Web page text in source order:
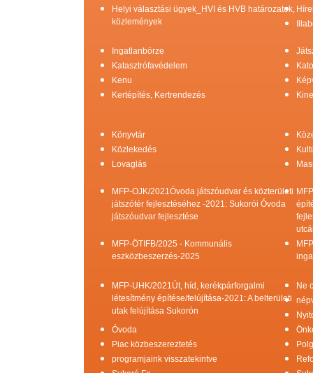
Helyi választási ügyek_HVI és HVB határozatok,
közlemények
Ingatlanbörze
Katasztrófavédelem
Kenu
Kertépítés, Kertrendezés
Könyvtár
Közlekedés
Lovaglás
MFP-OJK/2021Óvoda játszóudvar és közterületi
játszótér fejlesztéséhez -2021: Sukorói Óvoda
játszóudvar fejlesztése
MFP-ÖTIFB/2025 - Kommunális
eszközbeszerzés-2025
MFP-UHK/2021Út, híd, kerékpárforgalmi
létesítmény építése/felújítása-2021: A belterületi
utak felújítása Sukorón
Ne
Óvoda
Piac közbeszereztetés
programjaink visszatekintve